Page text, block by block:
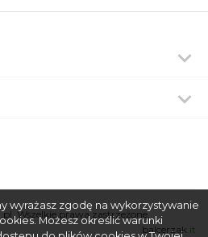


Wszelkie prawa zastrzeżone.
balcerzak.it
wyrażasz zgodę na wykorzystywanie
Możesz określić warunki